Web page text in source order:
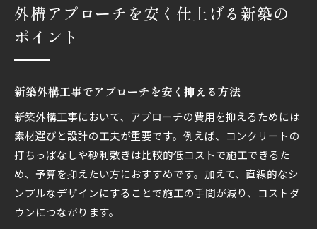
外構アプローチを安く仕上げる新築の
ポイント
新築外構工事でアプローチを安く抑える方法
新築外構工事において、アプローチの費用を抑えるためには
素材選びと設計の工夫が重要です。例えば、コンクリートの
打ちっぱなしや砂利敷きは比較的低コストで施工できるた
め、予算を抑えたい方におすすめです。加えて、直線的なシ
ンプルなデザインにすることで施工の手間が減り、コストダ
ウンにつながります。